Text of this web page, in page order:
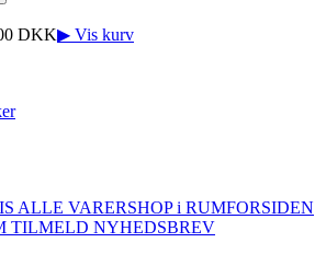
DKK▶ Vis kurv
ALLE VARERSHOP i RUMFORSIDEN
TILMELD NYHEDSBREV